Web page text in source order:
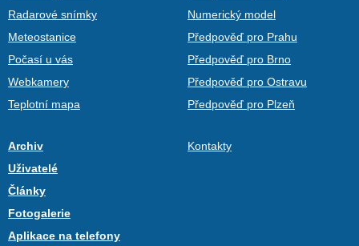
Radarové snímky
Meteostanice
Počasí u vás
Webkamery
Teplotní mapa
Numerický model
Předpověď pro Prahu
Předpověď pro Brno
Předpověď pro Ostravu
Předpověď pro Plzeň
Archiv
Uživatelé
Články
Fotogalerie
Aplikace na telefony
Kontakty